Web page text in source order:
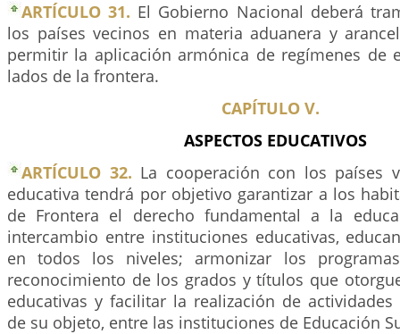
ARTÍCULO 31. El Gobierno Nacional deberá
los países vecinos en materia aduanera y
permitir la aplicación armónica de regímenes de
lados de la frontera.
CAPÍTULO V.
ASPECTOS EDUCATIVOS
ARTÍCULO 32. La cooperación con los países
educativa tendrá por objetivo garantizar a los
de Frontera el derecho fundamental a la
intercambio entre instituciones educativas,
en todos los niveles; armonizar los
reconocimiento de los grados y títulos que
educativas y facilitar la realización de
de su objeto, entre las instituciones de Educación